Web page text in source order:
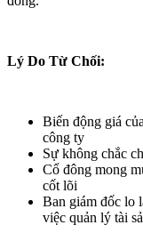
Lý Do Từ Chối:
Biến động giá
công ty
Sự không chắc
Cổ đông mong
cốt lõi
Ban giám đốc lo
việc quản lý tài